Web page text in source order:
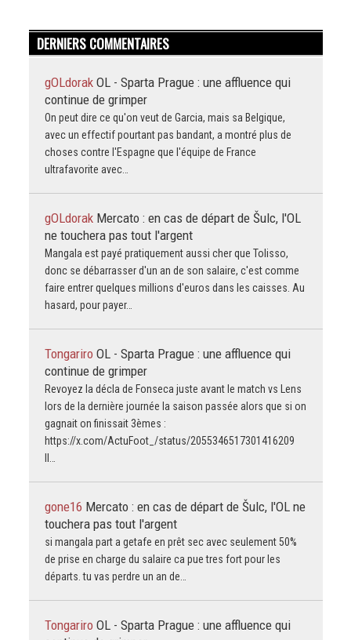
DERNIERS COMMENTAIRES
gOLdorak OL - Sparta Prague : une affluence qui
continue de grimper
On peut dire ce qu'on veut de Garcia, mais sa Belgique,
avec un effectif pourtant pas bandant, a montré plus de
choses contre l'Espagne que l'équipe de France
ultrafavorite avec…
gOLdorak Mercato : en cas de départ de Šulc, l'OL
ne touchera pas tout l'argent
Mangala est payé pratiquement aussi cher que Tolisso,
donc se débarrasser d'un an de son salaire, c'est comme
faire entrer quelques millions d'euros dans les caisses. Au
hasard, pour payer…
Tongariro OL - Sparta Prague : une affluence qui
continue de grimper
Revoyez la décla de Fonseca juste avant le match vs Lens
lors de la dernière journée la saison passée alors que si on
gagnait on finissait 3èmes :
https://x.com/ActuFoot_/status/2055346517301416209
Il…
gone16 Mercato : en cas de départ de Šulc, l'OL ne
touchera pas tout l'argent
si mangala part a getafe en prêt sec avec seulement 50%
de prise en charge du salaire ca pue tres fort pour les
départs. tu vas perdre un an de…
Tongariro OL - Sparta Prague : une affluence qui